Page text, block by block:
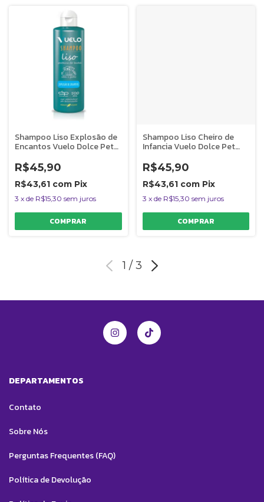
Shampoo Liso Explosão de
Encantos Vuelo Dolce Pet
R$45,90
R$43,61 com Pix
3 x de R$15,30 sem juros
Shampoo Liso Cheiro de
Infancia Vuelo Dolce Pet
R$45,90
R$43,61 com Pix
3 x de R$15,30 sem juros
1 / 3
DEPARTAMENTOS
Contato
Sobre Nós
Perguntas Frequentes (FAQ)
Política de Devolução